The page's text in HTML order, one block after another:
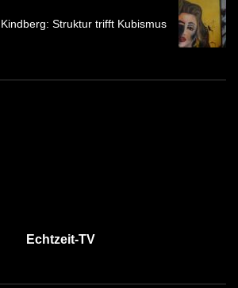
Kindberg: Struktur trifft Kubismus
Echtzeit-TV